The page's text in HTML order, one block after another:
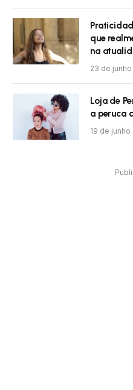
que
na
23 de
Loja de
a peruca
19 de